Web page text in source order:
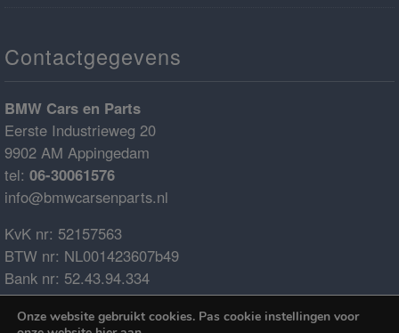
Contactgegevens
BMW Cars en Parts
Eerste Industrieweg 20
9902 AM Appingedam
tel: 06-30061576
info@bmwcarsenparts.nl
KvK nr: 52157563
BTW nr: NL001423607b49
Bank nr: 52.43.94.334
IBAN: NL68ABNA0524394334
BIC: ABNANL2A
Onze website gebruikt cookies. Pas cookie instellingen voor